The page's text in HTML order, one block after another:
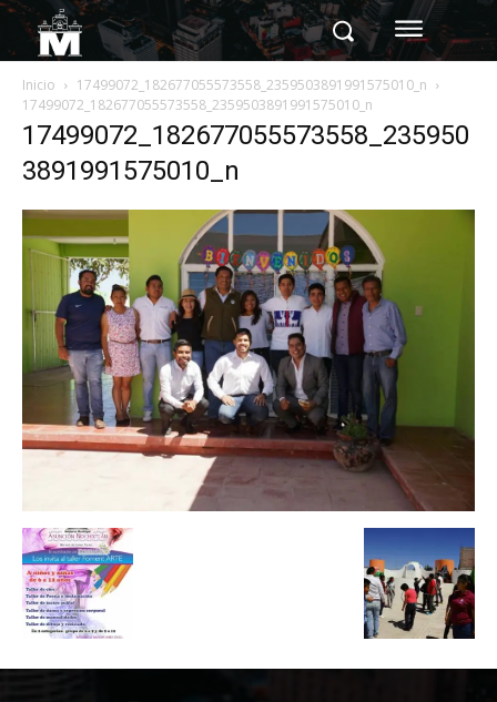
Inicio
17499072_182677055573558_2359503891991575010_n
17499072_182677055573558_2359503891991575010_n
17499072_182677055573558_235950
3891991575010_n